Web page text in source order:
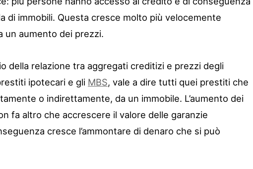
di immobili. Questa cresce molto più velocemente
un aumento dei prezzi.
della relazione tra aggregati creditizi e prezzi degli
ipotecari e gli MBS, vale a dire tutti quei prestiti che
o indirettamente, da un immobile. L’aumento dei
fa altro che accrescere il valore delle garanzie
cresce l’ammontare di denaro che si può